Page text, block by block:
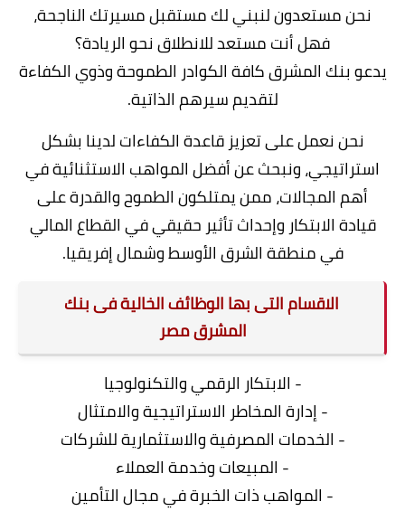
نحن مستعدون لنبني لك مستقبل مسيرتك الناجحة،
فهل أنت مستعد للانطلاق نحو الريادة؟
يدعو بنك المشرق كافة الكوادر الطموحة وذوي الكفاءة
لتقديم سيرهم الذاتية.
نحن نعمل على تعزيز قاعدة الكفاءات لدينا بشكل
استراتيجي، ونبحث عن أفضل المواهب الاستثنائية في
أهم المجالات، ممن يمتلكون الطموح والقدرة على
قيادة الابتكار وإحداث تأثير حقيقي في القطاع المالي
في منطقة الشرق الأوسط وشمال إفريقيا.
الاقسام التى بها الوظائف الخالية فى بنك
المشرق مصر
- الابتكار الرقمي والتكنولوجيا
- إدارة المخاطر الاستراتيجية والامتثال
- الخدمات المصرفية والاستثمارية للشركات
- المبيعات وخدمة العملاء
- المواهب ذات الخبرة في مجال التأمين